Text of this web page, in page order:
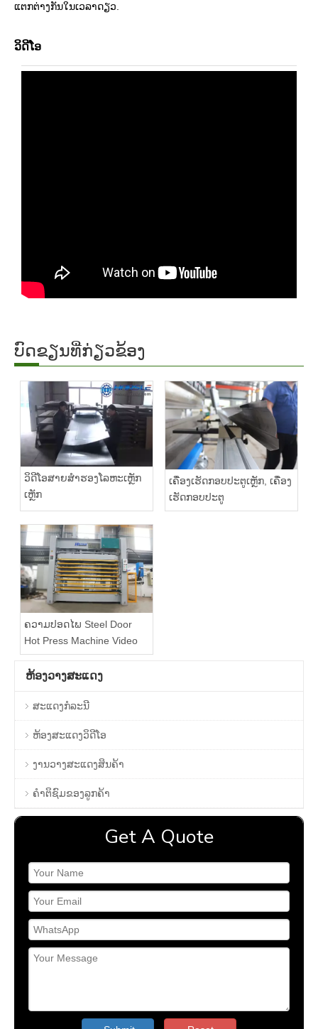
ແຕກຕ່າງກັນໃນເວລາດຽວ.
ວິດີໂອ
ບົດຂຽນທີ່ກ່ຽວຂ້ອງ
ວິດີໂອສາຍສໍາຮອງໂລຫະເຫຼັກ
ເຫຼັກ
ເຄື່ອງເຮັດກອບປະຕູເຫຼັກ, ເຄື່ອງ
ເຮັດກອບປະຕູ
ຄວາມປອດໄພ Steel Door
Hot Press Machine Video
ຫ້ອງວາງສະແດງ
ສະແດງກໍລະນີ
ຫ້ອງສະແດງວິດີໂອ
ງານວາງສະແດງສິນຄ້າ
ຄໍາຕິຊົມຂອງລູກຄ້າ
Get A Quote